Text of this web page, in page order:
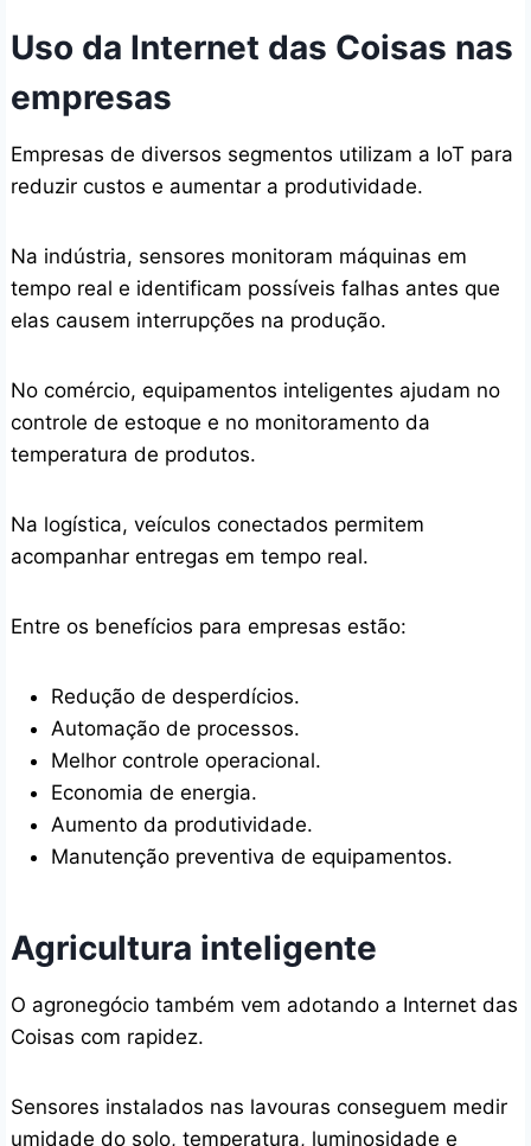
Uso da Internet das Coisas nas
empresas
Empresas de diversos segmentos utilizam a IoT para
reduzir custos e aumentar a produtividade.
Na indústria, sensores monitoram máquinas em
tempo real e identificam possíveis falhas antes que
elas causem interrupções na produção.
No comércio, equipamentos inteligentes ajudam no
controle de estoque e no monitoramento da
temperatura de produtos.
Na logística, veículos conectados permitem
acompanhar entregas em tempo real.
Entre os benefícios para empresas estão:
Redução de desperdícios.
Automação de processos.
Melhor controle operacional.
Economia de energia.
Aumento da produtividade.
Manutenção preventiva de equipamentos.
Agricultura inteligente
O agronegócio também vem adotando a Internet das
Coisas com rapidez.
Sensores instalados nas lavouras conseguem medir
umidade do solo, temperatura, luminosidade e